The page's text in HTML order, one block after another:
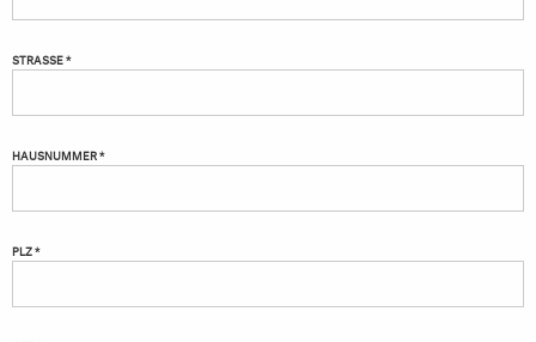
STRASSE *
HAUSNUMMER *
PLZ *